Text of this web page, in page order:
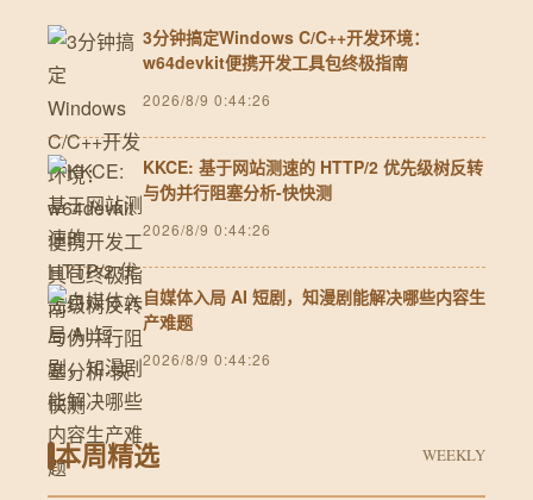
3分钟搞定Windows C/C++开发环境：
w64devkit便携开发工具包终极指南
2026/8/9 0:44:26
KKCE: 基于网站测速的 HTTP/2 优先级树反转
与伪并行阻塞分析-快快测
2026/8/9 0:44:26
自媒体入局 AI 短剧，知漫剧能解决哪些内容生
产难题
2026/8/9 0:44:26
本周精选 WEEKLY